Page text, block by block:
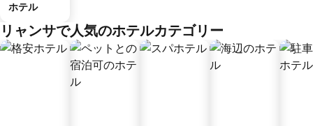
ホテル
リャンサで人気のホテルカテゴリー